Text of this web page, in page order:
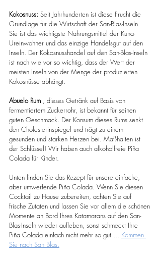
Kokosnuss: Seit Jahrhunderten ist diese Frucht die
Grundlage für die Wirtschaft der San-Blas-Inseln.
Sie ist das wichtigste Nahrungsmittel der Kuna-
Ureinwohner und das einzige Handelsgut auf den
Inseln. Der Kokosnusshandel auf den San-Blas-Inseln
ist nach wie vor so wichtig, dass der Wert der
meisten Inseln von der Menge der produzierten
Kokosnüsse abhängt.
Abuelo Rum , dieses Getränk auf Basis von
fermentiertem Zuckerrohr, ist bekannt für seinen
guten Geschmack. Der Konsum dieses Rums senkt
den Cholesterinspiegel und trägt zu einem
gesunden und starken Herzen bei. Maßhalten ist
der Schlüssel! Wir haben auch alkoholfreie Piña
Colada für Kinder.
Unten finden Sie das Rezept für unsere einfache,
aber umwerfende Piña Colada. Wenn Sie diesen
Cocktail zu Hause zubereiten, achten Sie auf
frische Zutaten und lassen Sie vor allem die schönen
Momente an Bord Ihres Katamarans auf den San-
Blas-Inseln wieder aufleben, sonst schmeckt Ihre
Piña Colada einfach nicht mehr so gut ... Kommen
Sie nach San Blas.